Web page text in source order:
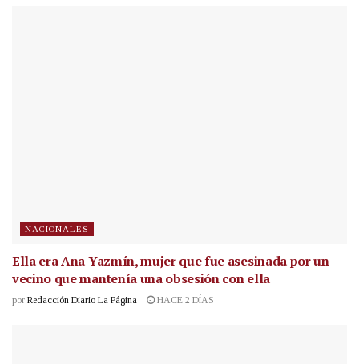
NACIONALES
Ella era Ana Yazmín, mujer que fue asesinada por un
vecino que mantenía una obsesión con ella
por Redacción Diario La Página HACE 2 DÍAS